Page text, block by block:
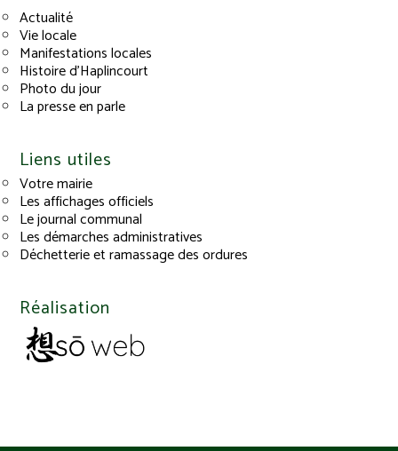
Actualité
Vie locale
Manifestations locales
Histoire d’Haplincourt
Photo du jour
La presse en parle
Liens utiles
Votre mairie
Les affichages officiels
Le journal communal
Les démarches administratives
Déchetterie et ramassage des ordures
Réalisation